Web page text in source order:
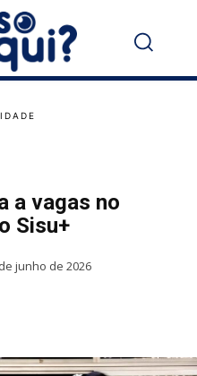
a vagas no
Sisu+
junho de 2026